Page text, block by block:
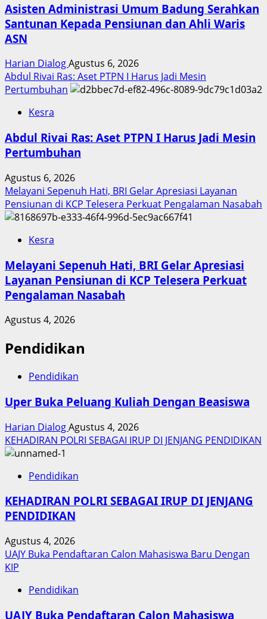
Asisten Administrasi Umum Badung Serahkan
Santunan Kepada Pensiunan dan Ahli Waris
ASN
Harian DialogAgustus 6, 2026
Abdul Rivai Ras: Aset PTPN I Harus Jadi Mesin
Pertumbuhan
Kesra
Abdul Rivai Ras: Aset PTPN I Harus Jadi Mesin
Pertumbuhan
Agustus 6, 2026
Melayani Sepenuh Hati, BRI Gelar Apresiasi Layanan
Pensiunan di KCP Telesera Perkuat Pengalaman Nasabah
Kesra
Melayani Sepenuh Hati, BRI Gelar Apresiasi
Layanan Pensiunan di KCP Telesera Perkuat
Pengalaman Nasabah
Agustus 4, 2026
Pendidikan
Pendidikan
Uper Buka Peluang Kuliah Dengan Beasiswa
Harian DialogAgustus 4, 2026
KEHADIRAN POLRI SEBAGAI IRUP DI JENJANG PENDIDIKAN
Pendidikan
KEHADIRAN POLRI SEBAGAI IRUP DI JENJANG
PENDIDIKAN
Agustus 4, 2026
UAJY Buka Pendaftaran Calon Mahasiswa Baru Dengan
KIP
Pendidikan
UAJY Buka Pendaftaran Calon Mahasiswa